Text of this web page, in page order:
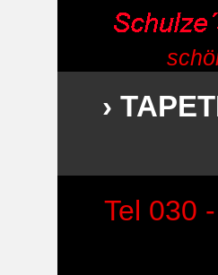
›
Tel 030